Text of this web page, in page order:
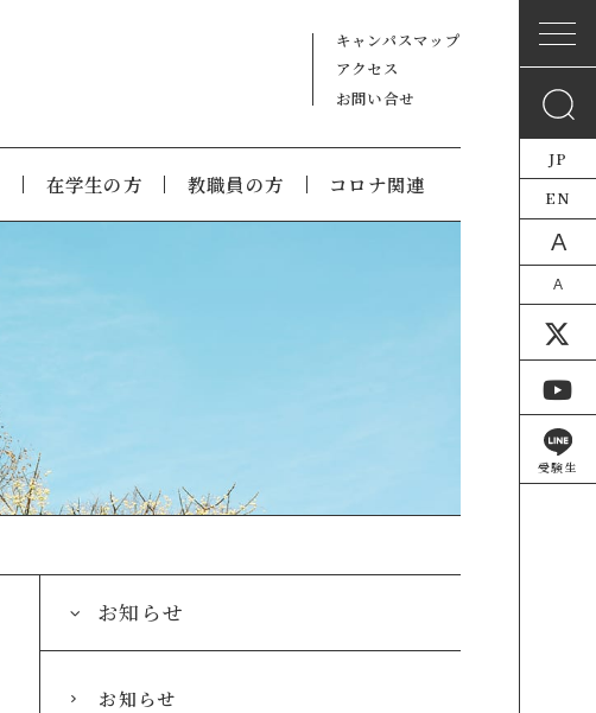
キャンパスマップ
アクセス
お問い合せ
在学生の方 教職員の方 コロナ関連
お知らせ
お知らせ
JP
EN
A
A
受験生